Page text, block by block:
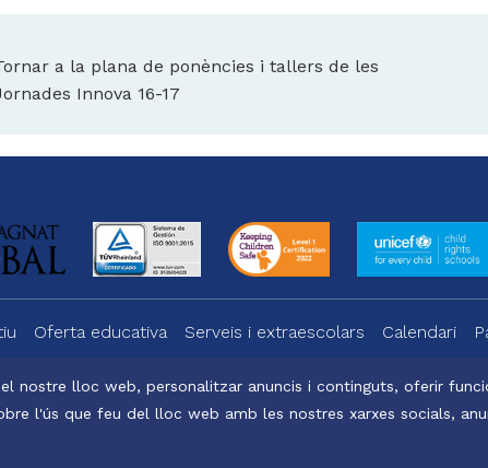
a la plana de ponències i tallers de les
Innova 16-17
nostre lloc web, personalitzar anuncis i continguts, oferir
l'ús que feu del lloc web amb les nostres xarxes socials,
Oferta educativa Serveis i extraescolars Calendari
365